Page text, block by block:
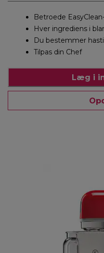
Betroede
Hver ingrediens i
Du bestemmer
Tilpas din Chef
Læg i